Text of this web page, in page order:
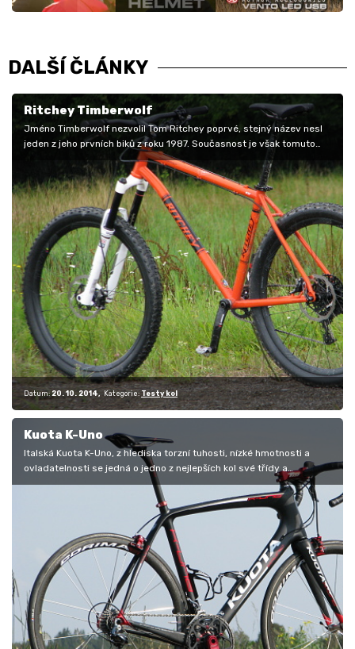
DALŠÍ ČLÁNKY
Ritchey Timberwolf
Jméno Timberwolf nezvolil Tom Ritchey poprvé, stejný název nesl
jeden z jeho prvních biků z roku 1987. Současnost je však tomuto
Datum: 20. 10. 2014 Kategorie: Testy kol
Kuota K-Uno
Italská Kuota K-Uno, z hlediska torzní tuhosti, nízké hmotnosti a
ovladatelnosti se jedná o jedno z nejlepších kol své třídy a
současně o…